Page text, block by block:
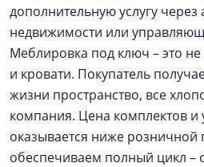
дополнительную услугу через
недвижимости или
Меблировка под ключ – это
и кровати. Покупатель
жизни пространство, все
компания. Цена комплектов и
оказывается ниже
обеспечиваем полный цикл –